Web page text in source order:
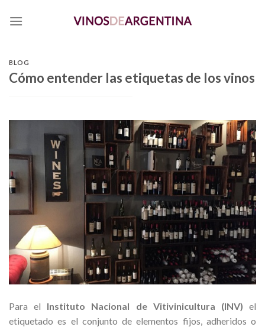
BLOG
Cómo entender las etiquetas de los vinos
Para el Instituto Nacional de Vitivinicultura (INV) el
etiquetado es el conjunto de elementos fijos, adheridos o